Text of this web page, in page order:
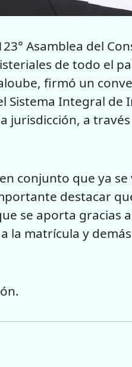
Asamblea del
de todo el
firmó un
Sistema Integral de
jurisdicción, a
conjunto que ya
destacar
se aporta gracias
la matrícula y